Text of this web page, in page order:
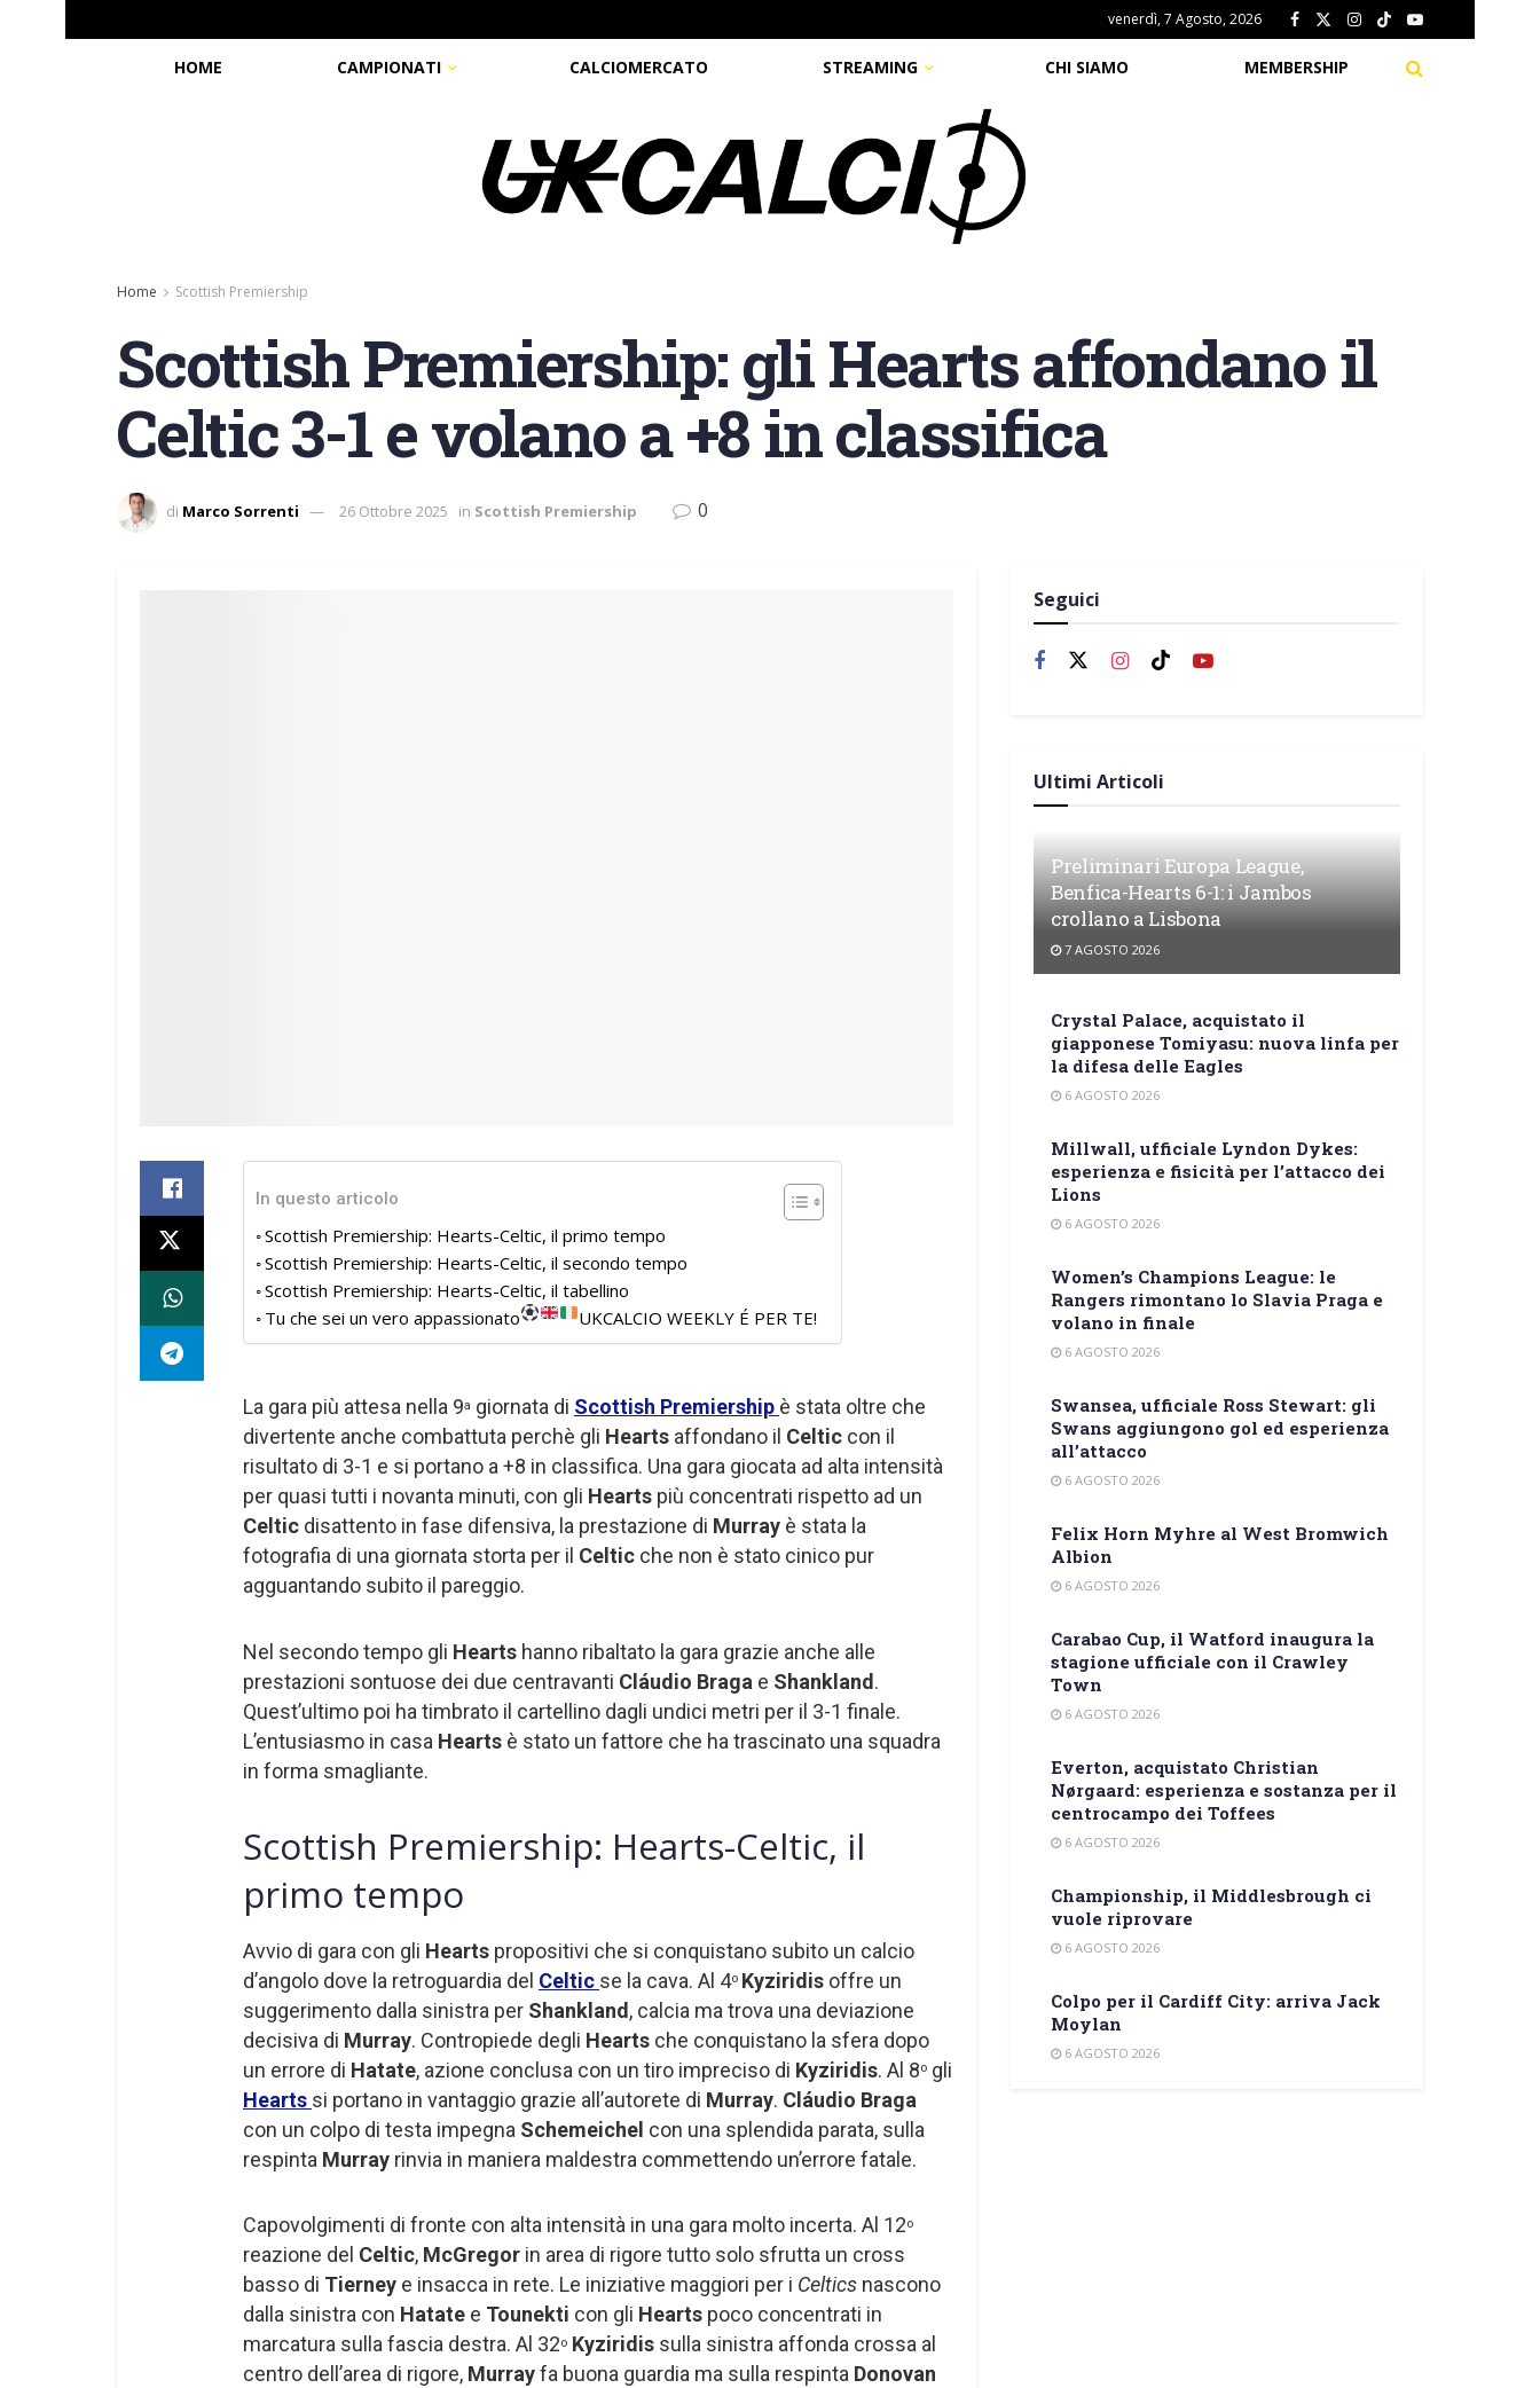
venerdì, 7 Agosto, 2026
HOME CAMPIONATI CALCIOMERCATO STREAMING CHI SIAMO MEMBERSHIP
Home Scottish Premiership
Scottish Premiership: gli Hearts affondano il
Celtic 3-1 e volano a +8 in classifica
di Marco Sorrenti 26 Ottobre 2025 in Scottish Premiership 0
In questo articolo
Scottish Premiership: Hearts-Celtic, il primo tempo
Scottish Premiership: Hearts-Celtic, il secondo tempo
Scottish Premiership: Hearts-Celtic, il tabellino
Tu che sei un vero appassionato
UKCALCIO WEEKLY É PER TE!
La gara più attesa nella 9a giornata di Scottish Premiership è stata oltre che
divertente anche combattuta perchè gli Hearts affondano il Celtic con il
risultato di 3-1 e si portano a +8 in classifica. Una gara giocata ad alta intensità
per quasi tutti i novanta minuti, con gli Hearts più concentrati rispetto ad un
Celtic disattento in fase difensiva, la prestazione di Murray è stata la
fotografia di una giornata storta per il Celtic che non è stato cinico pur
agguantando subito il pareggio.
Nel secondo tempo gli Hearts hanno ribaltato la gara grazie anche alle
prestazioni sontuose dei due centravanti Cláudio Braga e Shankland.
Quest’ultimo poi ha timbrato il cartellino dagli undici metri per il 3-1 finale.
L’entusiasmo in casa Hearts è stato un fattore che ha trascinato una squadra
in forma smagliante.
Scottish Premiership: Hearts-Celtic, il
primo tempo
Avvio di gara con gli Hearts propositivi che si conquistano subito un calcio
d’angolo dove la retroguardia del Celtic se la cava. Al 4o Kyziridis offre un
suggerimento dalla sinistra per Shankland, calcia ma trova una deviazione
decisiva di Murray. Contropiede degli Hearts che conquistano la sfera dopo
un errore di Hatate, azione conclusa con un tiro impreciso di Kyziridis. Al 8o gli
Hearts si portano in vantaggio grazie all’autorete di Murray. Cláudio Braga
con un colpo di testa impegna Schemeichel con una splendida parata, sulla
respinta Murray rinvia in maniera maldestra commettendo un’errore fatale.
Capovolgimenti di fronte con alta intensità in una gara molto incerta. Al 12o
reazione del Celtic, McGregor in area di rigore tutto solo sfrutta un cross
basso di Tierney e insacca in rete. Le iniziative maggiori per i Celtics nascono
dalla sinistra con Hatate e Tounekti con gli Hearts poco concentrati in
marcatura sulla fascia destra. Al 32o Kyziridis sulla sinistra affonda crossa al
centro dell’area di rigore, Murrayfa buona guardia ma sulla respinta Donovan
Seguici
Ultimi Articoli
Preliminari Europa League,
Benfica-Hearts 6-1: i Jambos
crollano a Lisbona
7 AGOSTO 2026
Crystal Palace, acquistato il
giapponese Tomiyasu: nuova linfa per
la difesa delle Eagles
6 AGOSTO 2026
Millwall, ufficiale Lyndon Dykes:
esperienza e fisicità per l’attacco dei
Lions
6 AGOSTO 2026
Women’s Champions League: le
Rangers rimontano lo Slavia Praga e
volano in finale
6 AGOSTO 2026
Swansea, ufficiale Ross Stewart: gli
Swans aggiungono gol ed esperienza
all’attacco
6 AGOSTO 2026
Felix Horn Myhre al West Bromwich
Albion
6 AGOSTO 2026
Carabao Cup, il Watford inaugura la
stagione ufficiale con il Crawley
Town
6 AGOSTO 2026
Everton, acquistato Christian
Nørgaard: esperienza e sostanza per il
centrocampo dei Toffees
6 AGOSTO 2026
Championship, il Middlesbrough ci
vuole riprovare
6 AGOSTO 2026
Colpo per il Cardiff City: arriva Jack
Moylan
6 AGOSTO 2026